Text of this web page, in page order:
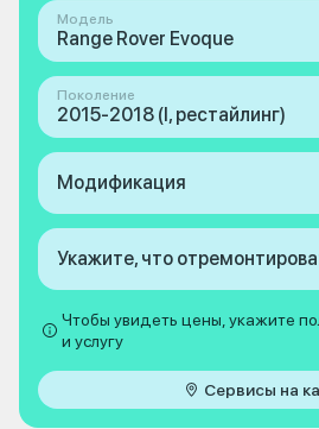
Модель
Range Rover Evoque
Поколение
2015-2018 (I, рестайлинг)
Модификация
Укажите, что
Чтобы увидеть цены, укажите
и услугу
Сервисы на